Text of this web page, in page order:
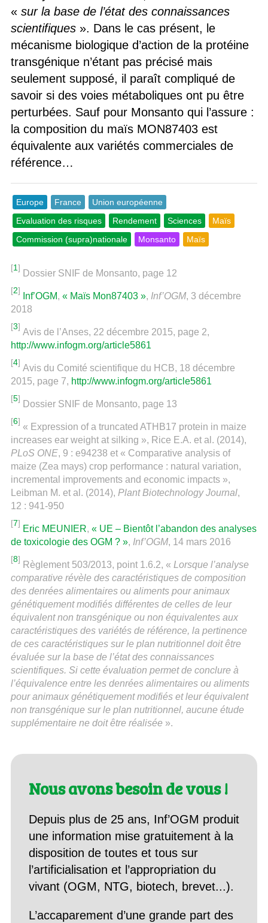
« sur la base de l’état des connaissances
scientifiques». Dans le cas présent, le
mécanisme biologique d’action de la protéine
transgénique n’étant pas précisé mais
seulement supposé, il paraît compliqué de
savoir si des voies métaboliques ont pu être
perturbées. Sauf pour Monsanto qui l’assure :
la composition du maïs MON87403 est
équivalente aux variétés commerciales de
référence…
Europe France
Union européenne
Evaluation des risques
Rendement Sciences
Maïs
Commission (supra)nationale
Monsanto Maïs
[1]
Dossier SNIF de Monsanto, page 12
[2]
Inf’OGM, « Maïs Mon87403 », Inf’OGM, 3 décembre
2018
[3]
Avis de l’Anses, 22 décembre 2015, page 2,
http://www.infogm.org/article5861
[4]
Avis du Comité scientifique du HCB, 18 décembre
2015, page 7, http://www.infogm.org/article5861
[5]
Dossier SNIF de Monsanto, page 13
[6]
« Expression of a truncated ATHB17 protein in maize
increases ear weight at silking », Rice E.A. et al. (2014),
PLoS ONE, 9 : e94238 et « Comparative analysis of
maize (Zea mays) crop performance : natural variation,
incremental improvements and economic impacts »,
Leibman M. et al. (2014), Plant Biotechnology Journal,
12 : 941-950
[7]
Eric MEUNIER, « UE – Bientôt l’abandon des analyses
de toxicologie des OGM ? », Inf’OGM, 14 mars 2016
[8]
Règlement 503/2013, point 1.6.2, « Lorsque l’analyse
comparative révèle des caractéristiques de composition
des denrées alimentaires ou aliments pour animaux
génétiquement modifiés différentes de celles de leur
équivalent non transgénique ou non équivalentes aux
caractéristiques des variétés de référence, la pertinence
de ces caractéristiques sur le plan nutritionnel doit être
évaluée sur la base de l’état des connaissances
scientifiques. Si cette évaluation permet de conclure à
l’équivalence entre les denrées alimentaires ou aliments
pour animaux génétiquement modifiés et leur équivalent
non transgénique sur le plan nutritionnel, aucune étude
supplémentaire ne doit être réalisée».
Nous avons besoin de vous !
Depuis plus de 25 ans, Inf’OGM produit
une information mise gratuitement à la
disposition de toutes et tous sur
l’artificialisation et l’appropriation du
vivant (OGM, NTG, biotech, brevet...).
L’accaparement d’une grande part des